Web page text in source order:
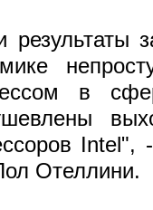
результаты
в
Intel",
Отеллини.